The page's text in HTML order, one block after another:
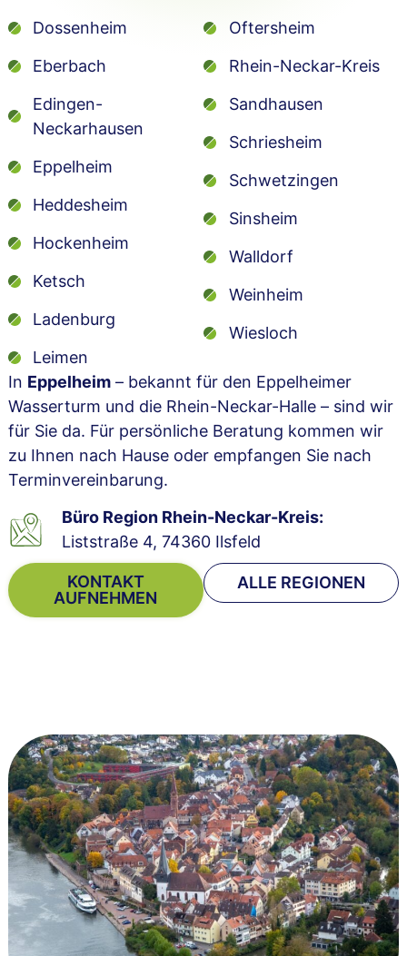
Dossenheim
Eberbach
Edingen-
Neckarhausen
Eppelheim
Heddesheim
Hockenheim
Ketsch
Ladenburg
Leimen
Oftersheim
Rhein-Neckar-Kreis
Sandhausen
Schriesheim
Schwetzingen
Sinsheim
Walldorf
Weinheim
Wiesloch
In Eppelheim– bekannt für den Eppelheimer
Wasserturm und die Rhein-Neckar-Halle – sind wir
für Sie da. Für persönliche Beratung kommen wir
zu Ihnen nach Hause oder empfangen Sie nach
Terminvereinbarung.
Büro Region Rhein-Neckar-Kreis:
Liststraße 4, 74360 Ilsfeld
KONTAKT
AUFNEHMEN
ALLE REGIONEN